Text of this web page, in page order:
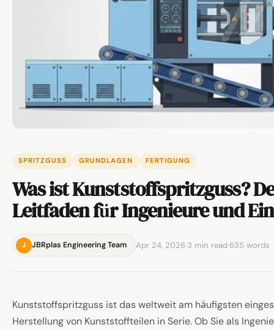
SPRITZGUSS GRUNDLAGEN FERTIGUNG
Was ist Kunststoffspritzguss?
Leitfaden für Ingenieure und
J JBRplas Engineering Team Apr 24, 2026·3 min read·635 words
Kunststoffspritzguss ist das weltweit am häufigsten
Herstellung von Kunststoffteilen in Serie. Ob Sie als